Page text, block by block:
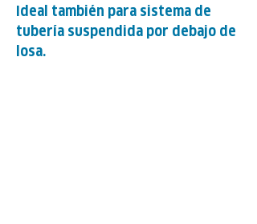
Ideal también para sistema de
tubería suspendida por debajo de
losa.